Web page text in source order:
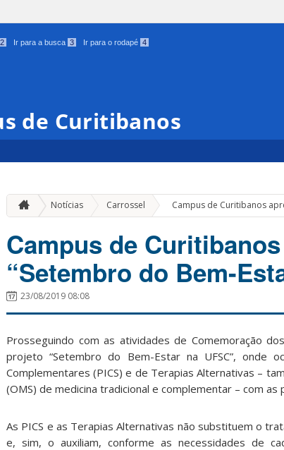
2 Ir para a busca 3 Ir para o rodapé 4
de Curitibanos
Notícias Carrossel » Campus de Curitibanos
Campus de
“Setembro do Bem-
23/08/2019 08:08
Prosseguindo com as atividades de Comemoração
projeto “Setembro do Bem-Estar na UFSC”, onde
Complementares (PICS) e de Terapias Alternativas –
(OMS) de medicina tradicional e complementar – com
As PICS e as Terapias Alternativas não substituem o
e, sim, o auxiliam, conforme as necessidades de